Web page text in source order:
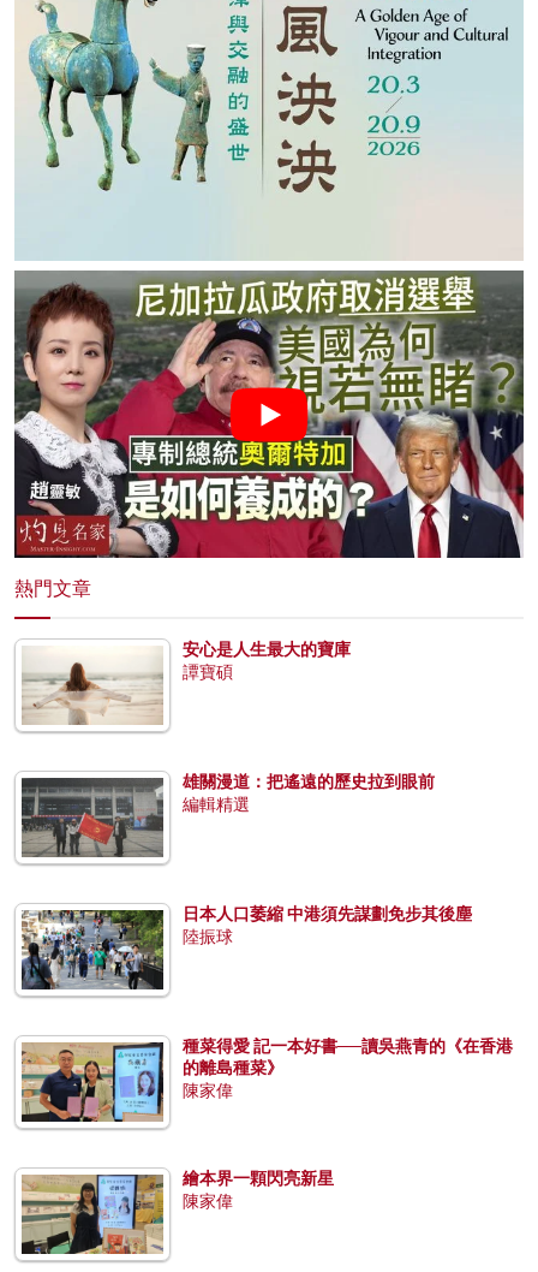
熱門文章
安心是人生最大的寶庫
譚寶碩
雄關漫道：把遙遠的歷史拉到眼前
編輯精選
日本人口萎縮 中港須先謀劃免步其後塵
陸振球
種菜得愛 記一本好書──讀吳燕青的《在香港
的離島種菜》
陳家偉
繪本界一顆閃亮新星
陳家偉